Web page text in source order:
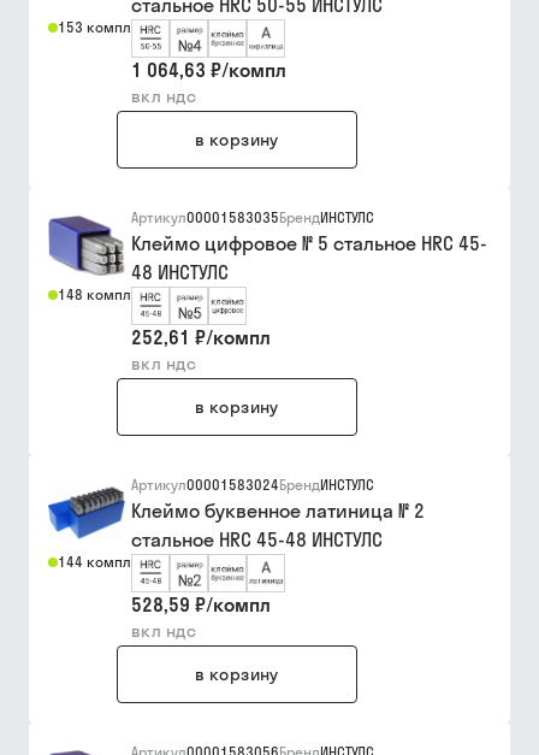
153 компл
стальное HRC 50-55 ИНСТУЛС
1 064,63 ₽/компл
вкл ндс
в корзину
148 компл
Артикул00001583035БрендИНСТУЛС
Клеймо цифровое № 5 стальное HRC 45-
48 ИНСТУЛС
252,61 ₽/компл
вкл ндс
в корзину
144 компл
Артикул00001583024БрендИНСТУЛС
Клеймо буквенное латиница № 2
стальное HRC 45-48 ИНСТУЛС
528,59 ₽/компл
вкл ндс
в корзину